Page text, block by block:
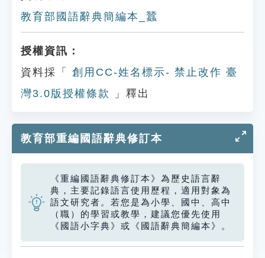
教育部國語辭典簡編本_蠶
授權資訊：
資料採「
創用CC-姓名標示- 禁止改作 臺
灣3.0版授權條款
」釋出
教育部重編國語辭典修訂本
《重編國語辭典修訂本》為歷史語言辭
典，主要記錄語言使用歷程，適用對象為
語文研究者。若您是為小學、國中、高中
（職）的學習或教學，建議您優先使用
《國語小字典》或《國語辭典簡編本》。